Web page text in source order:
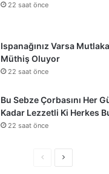
22 saat önce
Ispanağınız Varsa
Müthiş Oluyor
22 saat önce
Bu Sebze Çorbasını Her
Kadar Lezzetli Ki Herkes
22 saat önce
ÖncekiSonraki